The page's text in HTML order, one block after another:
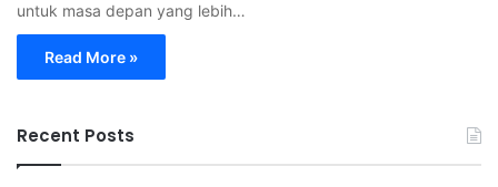
untuk masa depan yang lebih…
Read More »
Recent Posts